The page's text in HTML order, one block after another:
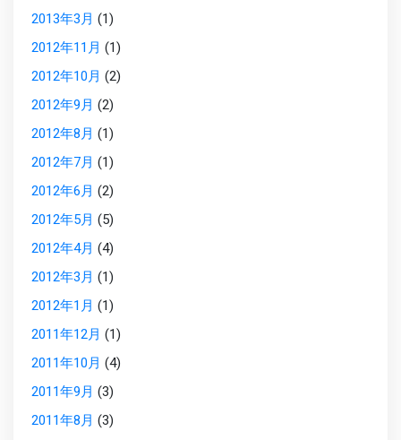
2013年3月 (1)
2012年11月 (1)
2012年10月 (2)
2012年9月 (2)
2012年8月 (1)
2012年7月 (1)
2012年6月 (2)
2012年5月 (5)
2012年4月 (4)
2012年3月 (1)
2012年1月 (1)
2011年12月 (1)
2011年10月 (4)
2011年9月 (3)
2011年8月 (3)